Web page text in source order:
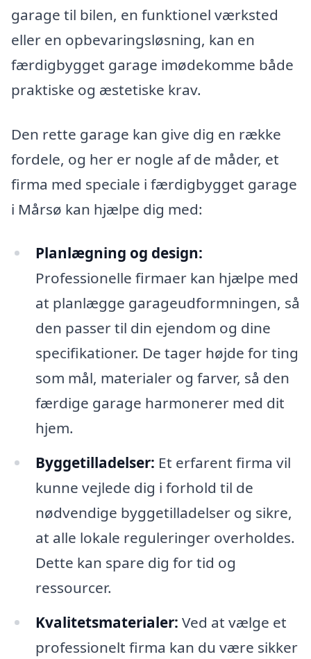
garage til bilen, en funktionel værksted
eller en opbevaringsløsning, kan en
færdigbygget garage imødekomme både
praktiske og æstetiske krav.
Den rette garage kan give dig en række
fordele, og her er nogle af de måder, et
firma med speciale i færdigbygget garage
i Mårsø kan hjælpe dig med:
Planlægning og design:
Professionelle firmaer kan hjælpe med
at planlægge garageudformningen, så
den passer til din ejendom og dine
specifikationer. De tager højde for ting
som mål, materialer og farver, så den
færdige garage harmonerer med dit
hjem.
Byggetilladelser: Et erfarent firma vil
kunne vejlede dig i forhold til de
nødvendige byggetilladelser og sikre,
at alle lokale reguleringer overholdes.
Dette kan spare dig for tid og
ressourcer.
Kvalitetsmaterialer: Ved at vælge et
professionelt firma kan du være sikker